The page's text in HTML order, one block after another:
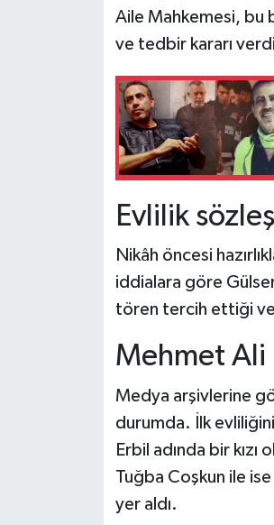
Aile Mahkemesi, bu
ve tedbir kararı
Evlilik
Nikâh öncesi
iddialara göre
tören tercih ettiği ve
Mehmet Ali
Medya arşivlerine
durumda. İlk
Erbil adında bir
Tuğba Coşkun ile
yer aldı.